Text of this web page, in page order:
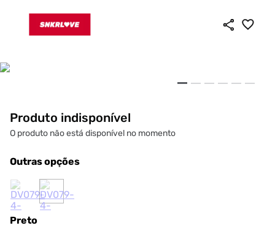
Produto indisponível
O produto não está disponível no momento
Outras opções
Preto